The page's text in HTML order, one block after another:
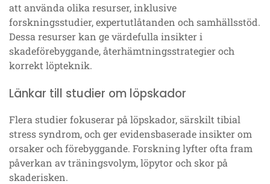
att använda olika resurser, inklusive
forskningsstudier, expertutlåtanden och samhällsstöd.
Dessa resurser kan ge värdefulla insikter i
skadeförebyggande, återhämtningsstrategier och
korrekt löpteknik.
Länkar till studier om löpskador
Flera studier fokuserar på löpskador, särskilt tibial
stress syndrom, och ger evidensbaserade insikter om
orsaker och förebyggande. Forskning lyfter ofta fram
påverkan av träningsvolym, löpytor och skor på
skaderisken.